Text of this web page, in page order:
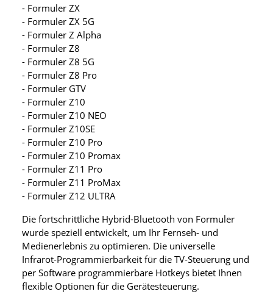
- Formuler ZX
- Formuler ZX 5G
- Formuler Z Alpha
- Formuler Z8
- Formuler Z8 5G
- Formuler Z8 Pro
- Formuler GTV
- Formuler Z10
- Formuler Z10 NEO
- Formuler Z10SE
- Formuler Z10 Pro
- Formuler Z10 Promax
- Formuler Z11 Pro
- Formuler Z11 ProMax
- Formuler Z12 ULTRA
Die fortschrittliche Hybrid-Bluetooth von Formuler
wurde speziell entwickelt, um Ihr Fernseh- und
Medienerlebnis zu optimieren. Die universelle
Infrarot-Programmierbarkeit für die TV-Steuerung und
per Software programmierbare Hotkeys bietet Ihnen
flexible Optionen für die Gerätesteuerung.